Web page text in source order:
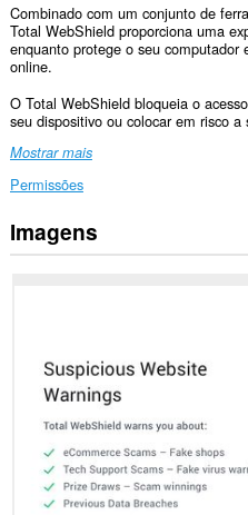
Combinado com um conjunto de
Total WebShield proporciona uma
enquanto protege o seu computador
online.
O Total WebShield bloqueia o
seu dispositivo ou colocar em risco
Mostrar mais
Permissões
Esta
extensão
extensão
manipular
Imagens